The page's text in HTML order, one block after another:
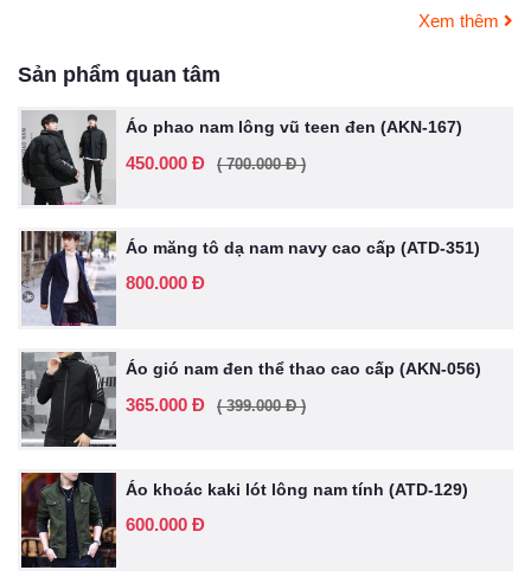
Xem thêm
Sản phẩm quan tâm
Áo phao nam lông vũ teen đen (AKN-167)
450.000 Đ ( 700.000 Đ )
Áo măng tô dạ nam navy cao cấp (ATD-351)
800.000 Đ
Áo gió nam đen thể thao cao cấp (AKN-056)
365.000 Đ ( 399.000 Đ )
Áo khoác kaki lót lông nam tính (ATD-129)
600.000 Đ